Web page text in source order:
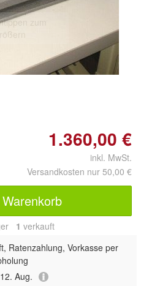
zum
1.360,00 €
inkl. MwSt.
Versandkosten nur 50,00 €
1 verkauft
Ratenzahlung, Vorkasse per
Aug.